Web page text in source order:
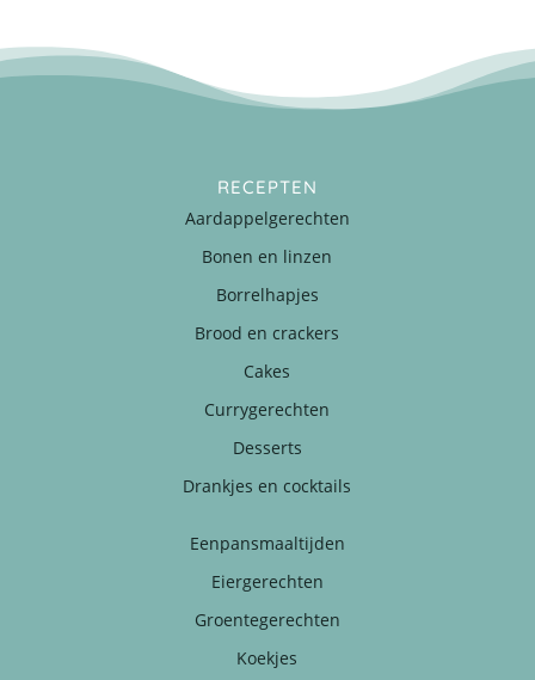
RECEPTEN
Aardappelgerechten
Bonen en linzen
Borrelhapjes
Brood en crackers
Cakes
Currygerechten
Desserts
Drankjes en cocktails
Eenpansmaaltijden
Eiergerechten
Groentegerechten
Koekjes